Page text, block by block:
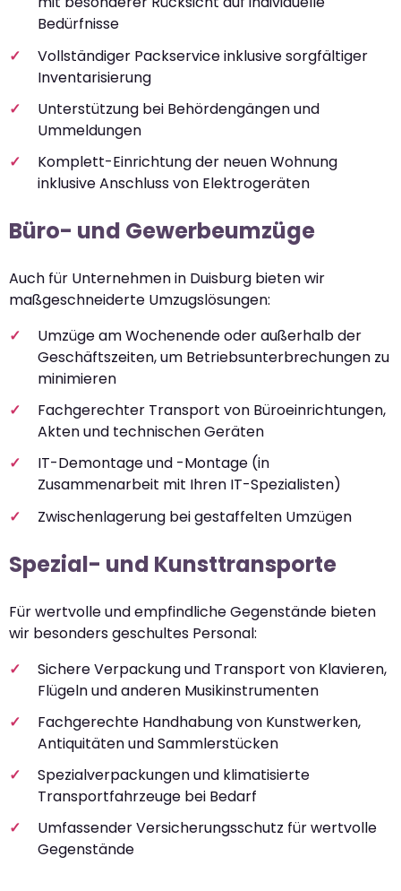
Bedürfnisse
Vollständiger Packservice inklusive sorgfältiger
Inventarisierung
Unterstützung bei Behördengängen und
Ummeldungen
Komplett-Einrichtung der neuen Wohnung
inklusive Anschluss von Elektrogeräten
Büro- und Gewerbeumzüge
Auch für Unternehmen in Duisburg bieten wir
maßgeschneiderte Umzugslösungen:
Umzüge am Wochenende oder außerhalb der
Geschäftszeiten, um Betriebsunterbrechungen zu
minimieren
Fachgerechter Transport von Büroeinrichtungen,
Akten und technischen Geräten
IT-Demontage und -Montage (in
Zusammenarbeit mit Ihren IT-Spezialisten)
Zwischenlagerung bei gestaffelten Umzügen
Spezial- und Kunsttransporte
Für wertvolle und empfindliche Gegenstände bieten
wir besonders geschultes Personal:
Sichere Verpackung und Transport von Klavieren,
Flügeln und anderen Musikinstrumenten
Fachgerechte Handhabung von Kunstwerken,
Antiquitäten und Sammlerstücken
Spezialverpackungen und klimatisierte
Transportfahrzeuge bei Bedarf
Umfassender Versicherungsschutz für wertvolle
Gegenstände